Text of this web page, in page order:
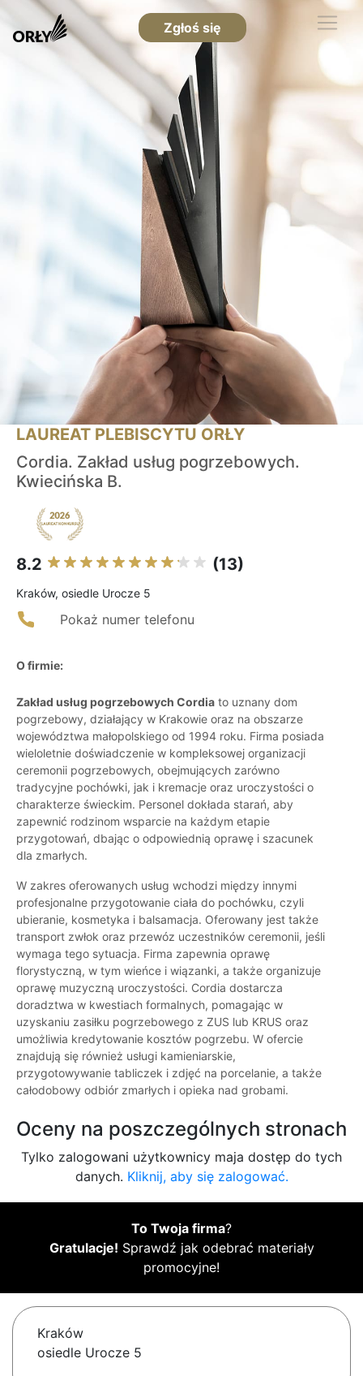
Zgłoś się
LAUREAT PLEBISCYTU ORŁY
Cordia. Zakład usług pogrzebowych.
Kwiecińska B.
8.2 (13)
Kraków, osiedle Urocze 5
Pokaż numer telefonu
O firmie:
Zakład usług pogrzebowych Cordia to uznany dom
pogrzebowy, działający w Krakowie oraz na obszarze
województwa małopolskiego od 1994 roku. Firma posiada
wieloletnie doświadczenie w kompleksowej organizacji
ceremonii pogrzebowych, obejmujących zarówno
tradycyjne pochówki, jak i kremacje oraz uroczystości o
charakterze świeckim. Personel dokłada starań, aby
zapewnić rodzinom wsparcie na każdym etapie
przygotowań, dbając o odpowiednią oprawę i szacunek
dla zmarłych.
W zakres oferowanych usług wchodzi między innymi
profesjonalne przygotowanie ciała do pochówku, czyli
ubieranie, kosmetyka i balsamacja. Oferowany jest także
transport zwłok oraz przewóz uczestników ceremonii, jeśli
wymaga tego sytuacja. Firma zapewnia oprawę
florystyczną, w tym wieńce i wiązanki, a także organizuje
oprawę muzyczną uroczystości. Cordia dostarcza
doradztwa w kwestiach formalnych, pomagając w
uzyskaniu zasiłku pogrzebowego z ZUS lub KRUS oraz
umożliwia kredytowanie kosztów pogrzebu. W ofercie
znajdują się również usługi kamieniarskie,
przygotowywanie tabliczek i zdjęć na porcelanie, a także
całodobowy odbiór zmarłych i opieka nad grobami.
Oceny na poszczególnych stronach
Tylko zalogowani użytkownicy maja dostęp do tych
danych. Kliknij, aby się zalogować.
To Twoja firma?
Gratulacje! Sprawdź jak odebrać materiały
promocyjne!
Kraków
osiedle Urocze 5